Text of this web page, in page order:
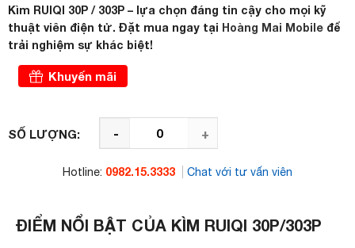
Kìm RUIQI 30P / 303P – lựa chọn đáng tin cậy cho mọi kỹ
thuật viên điện tử. Đặt mua ngay tại Hoàng Mai Mobile để
trải nghiệm sự khác biệt!
Khuyến mãi
SỐ LƯỢNG: - +
Hotline: 0982.15.3333 Chat với tư vấn viên
ĐIỂM NỔI BẬT CỦA KÌM RUIQI 30P/303P